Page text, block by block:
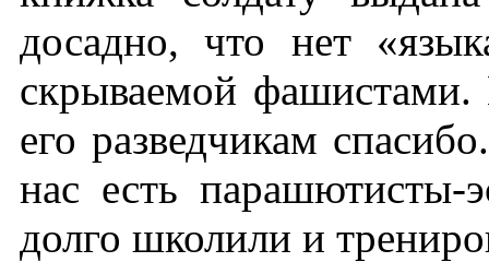
досадно, что нет
скрываемой
его разведчикам
нас есть парашютисты-
долго школили и